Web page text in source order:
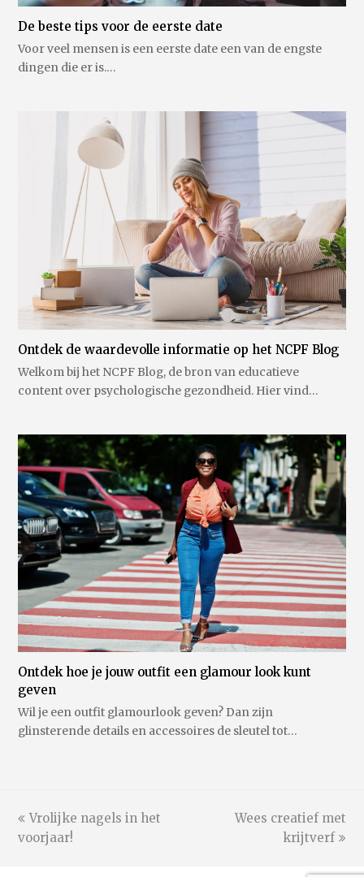
De beste tips voor de eerste date
Voor veel mensen is een eerste date een van de engste
dingen die er is.…
Ontdek de waardevolle informatie op het NCPF Blog
Welkom bij het NCPF Blog, de bron van educatieve
content over psychologische gezondheid. Hier vind…
Ontdek hoe je jouw outfit een glamour look kunt
geven
Wil je een outfit glamourlook geven? Dan zijn
glinsterende details en accessoires de sleutel tot…
previous
post:
Vrolijke nagels in het
voorjaar!
next
Wees creatief met
krijtverf